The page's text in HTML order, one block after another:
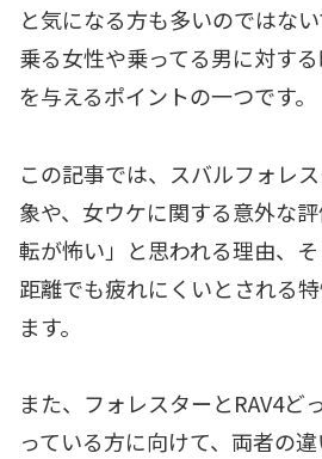
と気になる方も多いのではない
乗る女性や乗ってる男に対す
を与えるポイントの一つです。
この記事では、スバルフォレ
象や、女ウケに関する意外な
転が怖い」と思われる理由、
距離でも疲れにくいとされる
ます。
また、フォレスターとRAV4ど
っている方に向けて、両者の